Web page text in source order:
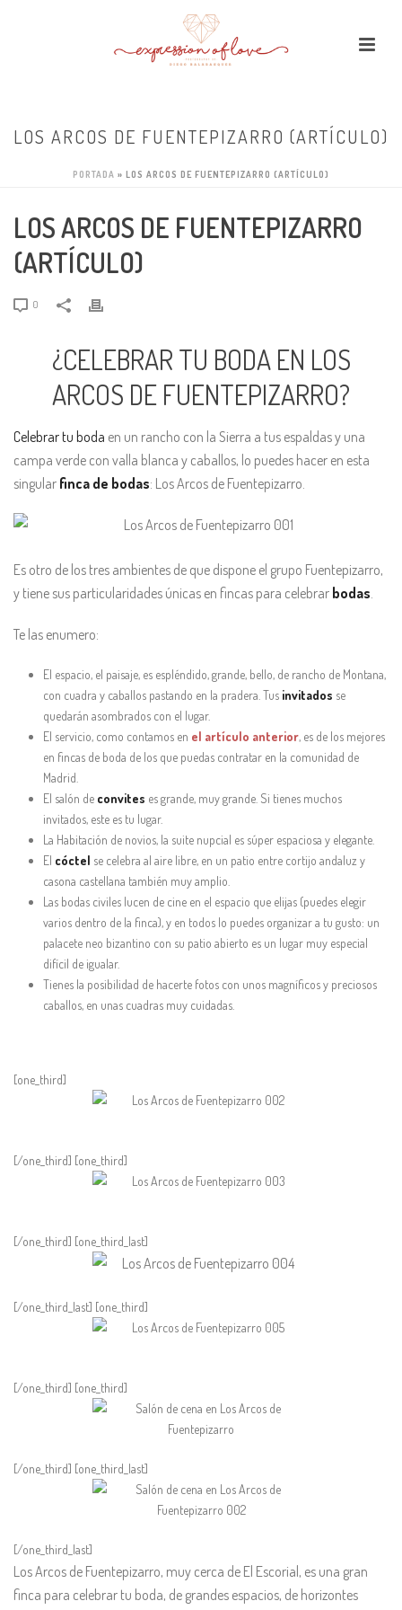
LOS ARCOS DE FUENTEPIZARRO (ARTÍCULO)
PORTADA » LOS ARCOS DE FUENTEPIZARRO (ARTÍCULO)
LOS ARCOS DE FUENTEPIZARRO
(ARTÍCULO)
0
¿CELEBRAR TU BODA EN LOS
ARCOS DE FUENTEPIZARRO?
Celebrar tu boda en un rancho con la Sierra a tus espaldas y una
campa verde con valla blanca y caballos, lo puedes hacer en esta
singular finca de bodas: Los Arcos de Fuentepizarro.
Es otro de los tres ambientes de que dispone el grupo Fuentepizarro,
y tiene sus particularidades únicas en fincas para celebrar bodas.
Te las enumero:
El espacio, el paisaje, es espléndido, grande, bello, de rancho de Montana,
con cuadra y caballos pastando en la pradera. Tus invitados se
quedarán asombrados con el lugar.
El servicio, como contamos en el artículo anterior, es de los mejores
en fincas de boda de los que puedas contratar en la comunidad de
Madrid.
El salón de convites es grande, muy grande. Si tienes muchos
invitados, este es tu lugar.
La Habitación de novios, la suite nupcial es súper espaciosa y elegante.
El cóctel se celebra al aire libre, en un patio entre cortijo andaluz y
casona castellana también muy amplio.
Las bodas civiles lucen de cine en el espacio que elijas (puedes elegir
varios dentro de la finca), y en todos lo puedes organizar a tu gusto: un
palacete neo bizantino con su patio abierto es un lugar muy especial
difícil de igualar.
Tienes la posibilidad de hacerte fotos con unos magníficos y preciosos
caballos, en unas cuadras muy cuidadas.
[one_third]
[/one_third] [one_third]
[/one_third] [one_third_last]
[/one_third_last] [one_third]
[/one_third] [one_third]
[/one_third] [one_third_last]
[/one_third_last]
Los Arcos de Fuentepizarro, muy cerca de El Escorial, es una gran
finca para celebrar tu boda, de grandes espacios, de horizontes